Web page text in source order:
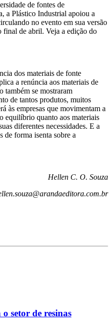
de fontes de
a Plástico Industrial apoiou a
no evento em sua versão
final de abril. Veja a edição do
dos materiais de fonte
a renúncia aos materiais de
também se mostraram
de tantos produtos, muitos
às empresas que movimentam a
equilíbrio quanto aos materiais
diferentes necessidades. E a
de forma isenta sobre a
Hellen C. O. Souza
setor de resinas